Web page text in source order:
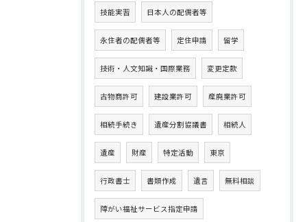
技能実習 日本人の配偶者等
永住者の配偶者等 定住申請 留学
技術・人文知識・国際業務 変更定款
古物商許可 建設業許可 産廃業許可
相続手続き 遺産分割協議書 相続人
遺産 財産 特定活動 東京
行政書士 書類作成 遺言 無料相談
障がい福祉サービス指定申請